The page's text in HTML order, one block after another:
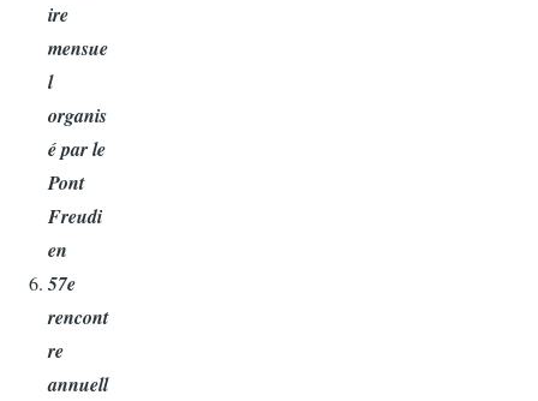
ire
mensue
l
organis
é par le
Pont
Freudi
en
57e
rencont
re
annuell